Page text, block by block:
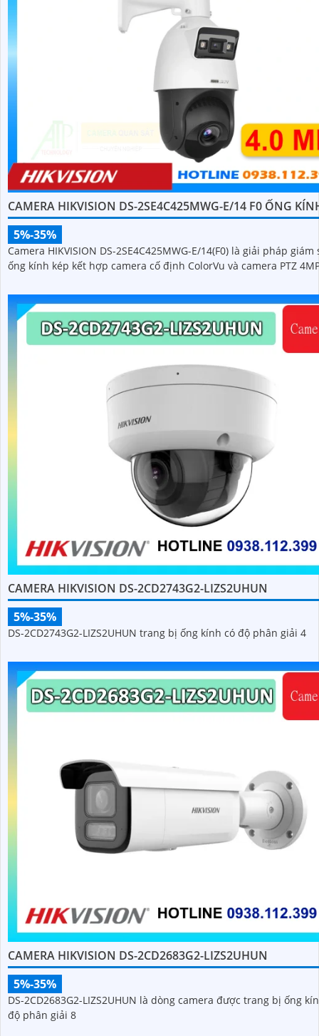
CAMERA HIKVISION DS-2SE4C425MWG-E/14 F0 ỐNG
5%-35%
Camera HIKVISION DS-2SE4C425MWG-E/14(F0) là giải pháp giám
ống kính kép kết hợp camera cố định ColorVu và camera PTZ
CAMERA HIKVISION DS-2CD2743G2-LIZS2UHUN
5%-35%
DS-2CD2743G2-LIZS2UHUN trang bị ống kính có độ phân giải 4
CAMERA HIKVISION DS-2CD2683G2-LIZS2UHUN
5%-35%
DS-2CD2683G2-LIZS2UHUN là dòng camera được trang bị ống
độ phân giải 8